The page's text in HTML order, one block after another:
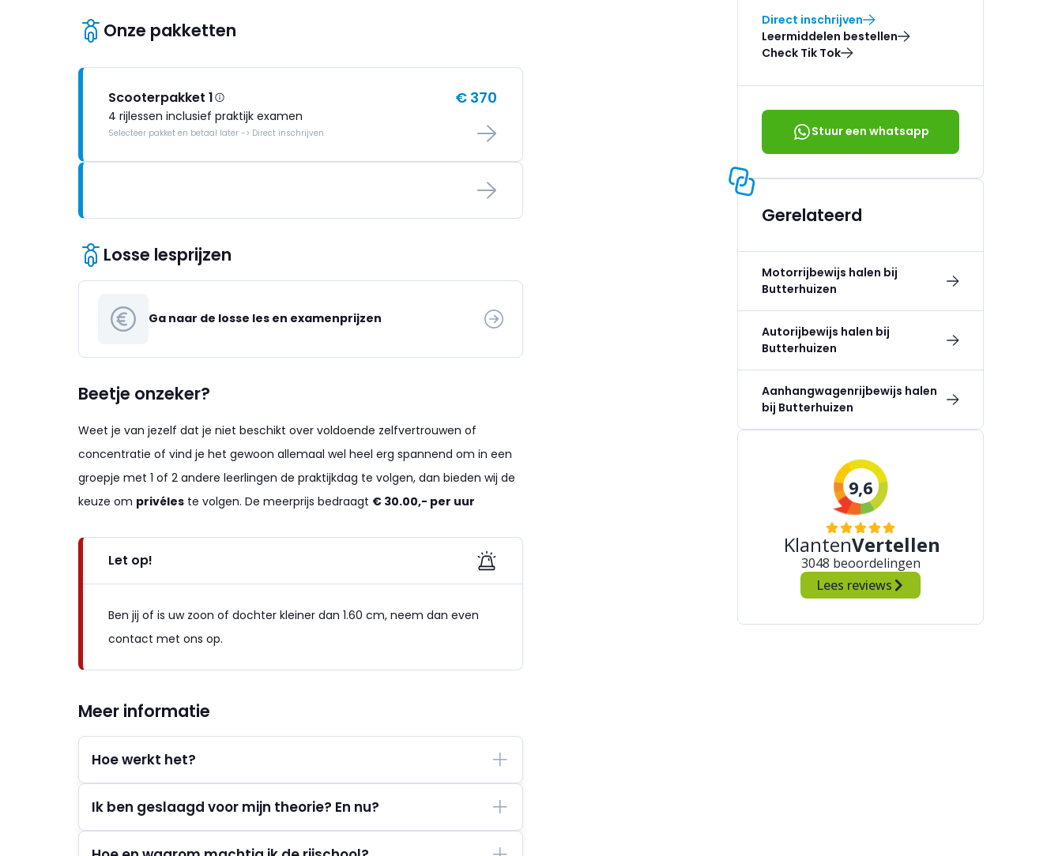
Onze pakketten
Scooterpakket 1 € 370
4 rijlessen inclusief praktijk examen
Selecteer pakket en betaal later -> Direct inschrijven
Losse lesprijzen
Ga naar de losse les en examenprijzen
Beetje onzeker?
Weet je van jezelf dat je niet beschikt over voldoende zelfvertrouwen of
concentratie of vind je het gewoon allemaal wel heel erg spannend om in een
groepje met 1 of 2 andere leerlingen de praktijkdag te volgen, dan bieden wij de
keuze om privéles te volgen. De meerprijs bedraagt € 30.00,- per uur
Let op!
Ben jij of is uw zoon of dochter kleiner dan 1.60 cm, neem dan even
contact met ons op.
Meer informatie
Hoe werkt het?
Ik ben geslaagd voor mijn theorie? En nu?
Direct inschrijven
Leermiddelen bestellen
Check Tik Tok
Stuur een whatsapp
Gerelateerd
Motorrijbewijs halen bij
Butterhuizen
Autorijbewijs halen bij
Butterhuizen
Aanhangwagenrijbewijs halen
bij Butterhuizen
9,6
KlantenVertellen
3048 beoordelingen
Lees reviews